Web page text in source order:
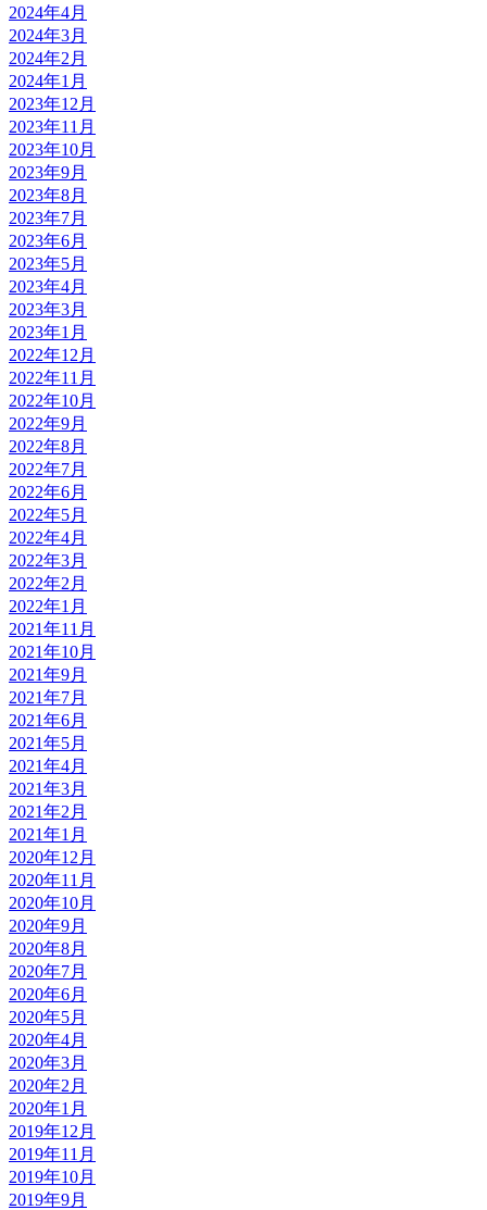
2024年4月
2024年3月
2024年2月
2024年1月
2023年12月
2023年11月
2023年10月
2023年9月
2023年8月
2023年7月
2023年6月
2023年5月
2023年4月
2023年3月
2023年1月
2022年12月
2022年11月
2022年10月
2022年9月
2022年8月
2022年7月
2022年6月
2022年5月
2022年4月
2022年3月
2022年2月
2022年1月
2021年11月
2021年10月
2021年9月
2021年7月
2021年6月
2021年5月
2021年4月
2021年3月
2021年2月
2021年1月
2020年12月
2020年11月
2020年10月
2020年9月
2020年8月
2020年7月
2020年6月
2020年5月
2020年4月
2020年3月
2020年2月
2020年1月
2019年12月
2019年11月
2019年10月
2019年9月